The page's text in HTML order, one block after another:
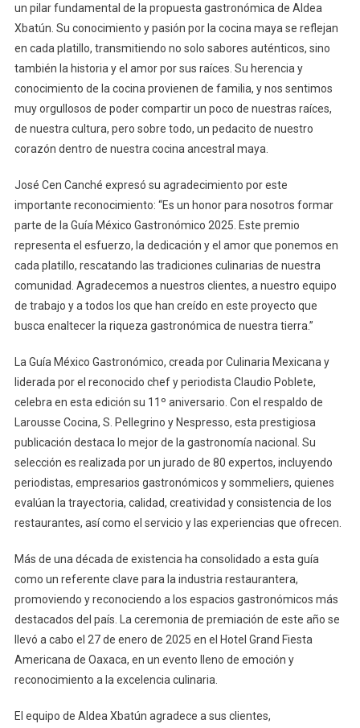
un pilar fundamental de la propuesta gastronómica de Aldea
Xbatún. Su conocimiento y pasión por la cocina maya se reflejan
en cada platillo, transmitiendo no solo sabores auténticos, sino
también la historia y el amor por sus raíces. Su herencia y
conocimiento de la cocina provienen de familia, y nos sentimos
muy orgullosos de poder compartir un poco de nuestras raíces,
de nuestra cultura, pero sobre todo, un pedacito de nuestro
corazón dentro de nuestra cocina ancestral maya.
José Cen Canché expresó su agradecimiento por este
importante reconocimiento: “Es un honor para nosotros formar
parte de la Guía México Gastronómico 2025. Este premio
representa el esfuerzo, la dedicación y el amor que ponemos en
cada platillo, rescatando las tradiciones culinarias de nuestra
comunidad. Agradecemos a nuestros clientes, a nuestro equipo
de trabajo y a todos los que han creído en este proyecto que
busca enaltecer la riqueza gastronómica de nuestra tierra.”
La Guía México Gastronómico, creada por Culinaria Mexicana y
liderada por el reconocido chef y periodista Claudio Poblete,
celebra en esta edición su 11º aniversario. Con el respaldo de
Larousse Cocina, S. Pellegrino y Nespresso, esta prestigiosa
publicación destaca lo mejor de la gastronomía nacional. Su
selección es realizada por un jurado de 80 expertos, incluyendo
periodistas, empresarios gastronómicos y sommeliers, quienes
evalúan la trayectoria, calidad, creatividad y consistencia de los
restaurantes, así como el servicio y las experiencias que ofrecen.
Más de una década de existencia ha consolidado a esta guía
como un referente clave para la industria restaurantera,
promoviendo y reconociendo a los espacios gastronómicos más
destacados del país. La ceremonia de premiación de este año se
llevó a cabo el 27 de enero de 2025 en el Hotel Grand Fiesta
Americana de Oaxaca, en un evento lleno de emoción y
reconocimiento a la excelencia culinaria.
El equipo de Aldea Xbatún agradece a sus clientes,